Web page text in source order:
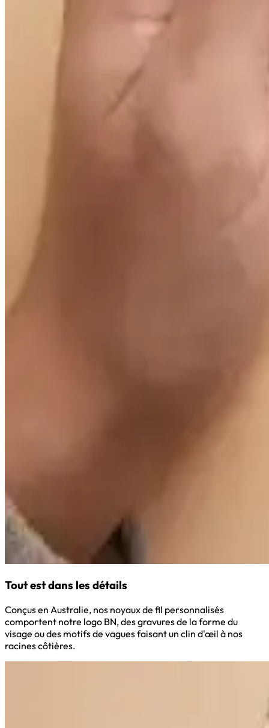
Tout est dans les détails
Conçus en Australie, nos noyaux de fil personnalisés
comportent notre logo BN, des gravures de la forme du
visage ou des motifs de vagues faisant un clin d'œil à nos
racines côtières.